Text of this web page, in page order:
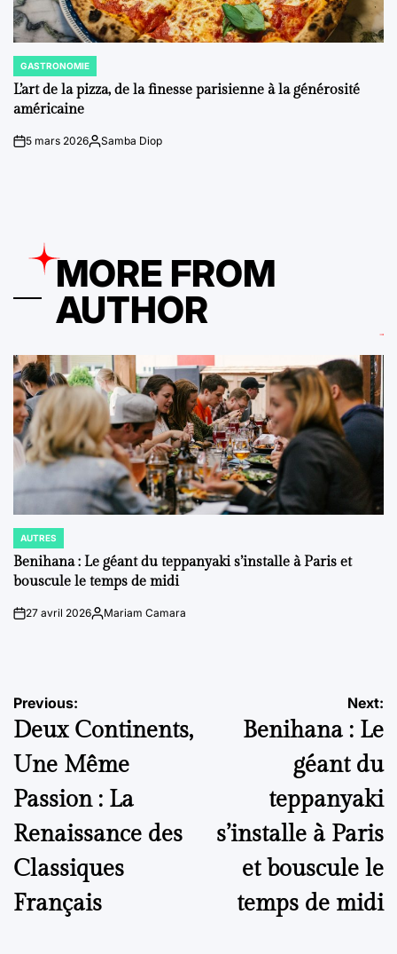
POSTED
IN
GASTRONOMIE
L’art de la pizza, de la finesse parisienne à la générosité
américaine
on5 mars 2026Posted
Samba Diop
MORE FROM
AUTHOR
POSTED
IN
AUTRES
Benihana : Le géant du teppanyaki s’installe à Paris et
bouscule le temps de midi
on27 avril 2026PostedMariam Camara
Navigation
de
l’article
Previous:
Deux Continents,
Une Même
Passion : La
Renaissance des
Classiques
Français
Next:
Benihana : Le
géant du
teppanyaki
s’installe à Paris
et bouscule le
temps de midi